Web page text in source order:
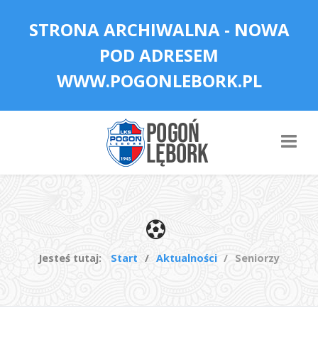
STRONA ARCHIWALNA - NOWA
POD ADRESEM
WWW.POGONLEBORK.PL
Jesteś tutaj: Start Aktualności Seniorzy